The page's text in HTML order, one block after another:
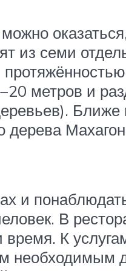
из семи
метров и
Ближе
и
В
К
необходимым